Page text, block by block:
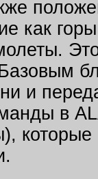
как
и
в